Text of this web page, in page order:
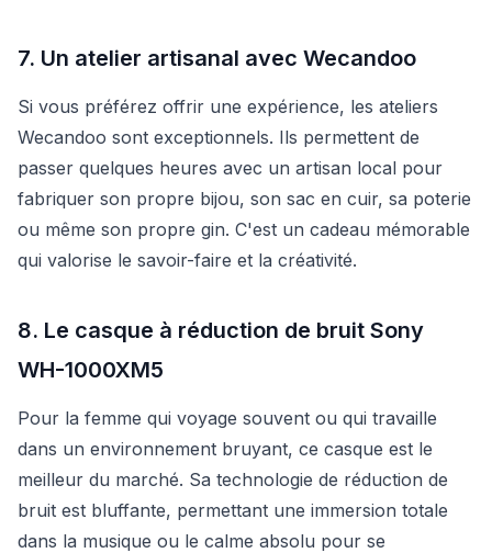
7. Un atelier artisanal avec Wecandoo
Si vous préférez offrir une expérience, les ateliers
Wecandoo sont exceptionnels. Ils permettent de
passer quelques heures avec un artisan local pour
fabriquer son propre bijou, son sac en cuir, sa poterie
ou même son propre gin. C'est un cadeau mémorable
qui valorise le savoir-faire et la créativité.
8. Le casque à réduction de bruit Sony
WH-1000XM5
Pour la femme qui voyage souvent ou qui travaille
dans un environnement bruyant, ce casque est le
meilleur du marché. Sa technologie de réduction de
bruit est bluffante, permettant une immersion totale
dans la musique ou le calme absolu pour se